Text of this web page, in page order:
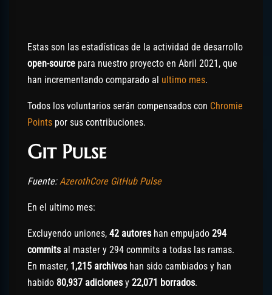
Estas son las estadísticas de la actividad de desarrollo
open-source para nuestro proyecto en Abril 2021, que
han incrementando comparado al ultimo mes.
Todos los voluntarios serán compensados con Chromie
Points por sus contribuciones.
Git Pulse
Fuente:AzerothCore GitHub Pulse
En el ultimo mes:
Excluyendo uniones, 42 autoreshan empujado 294
commitsal master y 294 commits a todas las ramas.
En master, 1,215 archivoshan sido cambiados y han
habido 80,937 adicionesy 22,071 borrados.